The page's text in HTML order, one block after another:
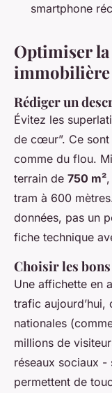
smartphone
Optimiser
immobilière
Rédiger un
Évitez les
de cœur”. Ce
comme du flou.
terrain de 750 m²
tram à 600
données, pas un
fiche technique
Choisir les
Une affichette en
trafic aujourd’hui,
nationales
millions de
réseaux sociaux -
permettent de